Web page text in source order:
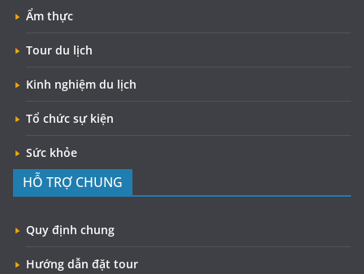
Ẩm thực
Tour du lịch
Kinh nghiệm du lịch
Tổ chức sự kiện
Sức khỏe
HỖ TRỢ CHUNG
Quy định chung
Hướng dẫn đặt tour